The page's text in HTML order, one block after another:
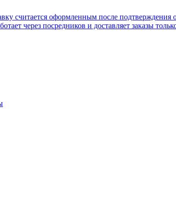
считается оформленным после подтверждения
через посредников и доставляет заказы